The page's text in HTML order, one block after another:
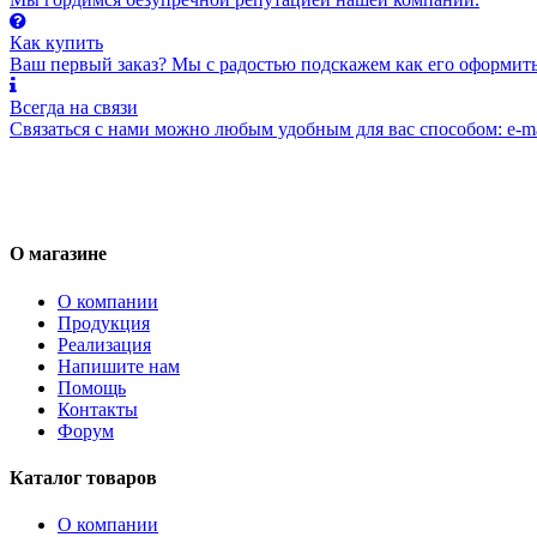
Как купить
Ваш первый заказ? Мы с радостью подскажем как его
Всегда на связи
Связаться с нами можно любым удобным для вас способом: e-
О магазине
О компании
Продукция
Реализация
Напишите нам
Помощь
Контакты
Форум
Каталог товаров
О компании